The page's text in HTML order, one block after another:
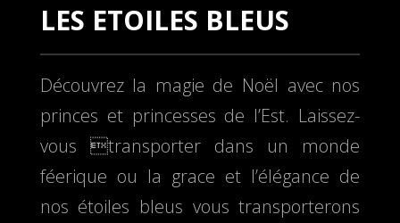
LES ETOILES BLEUS
Découvrez la magie de Noël avec nos
princes et princesses de l’Est. Laissez-
vous transporter dans un monde
féerique ou la grace et l’élégance de
nos étoiles bleus vous transporterons